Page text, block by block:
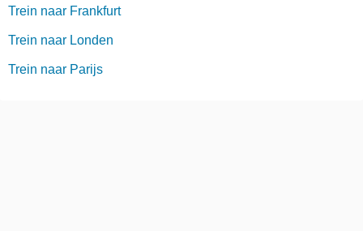
Trein naar Frankfurt
Trein naar Londen
Trein naar Parijs